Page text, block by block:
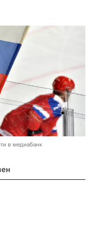
в медиабанк